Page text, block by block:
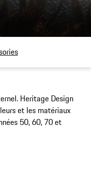
Heritage Design
et les matériaux
50, 60, 70 et